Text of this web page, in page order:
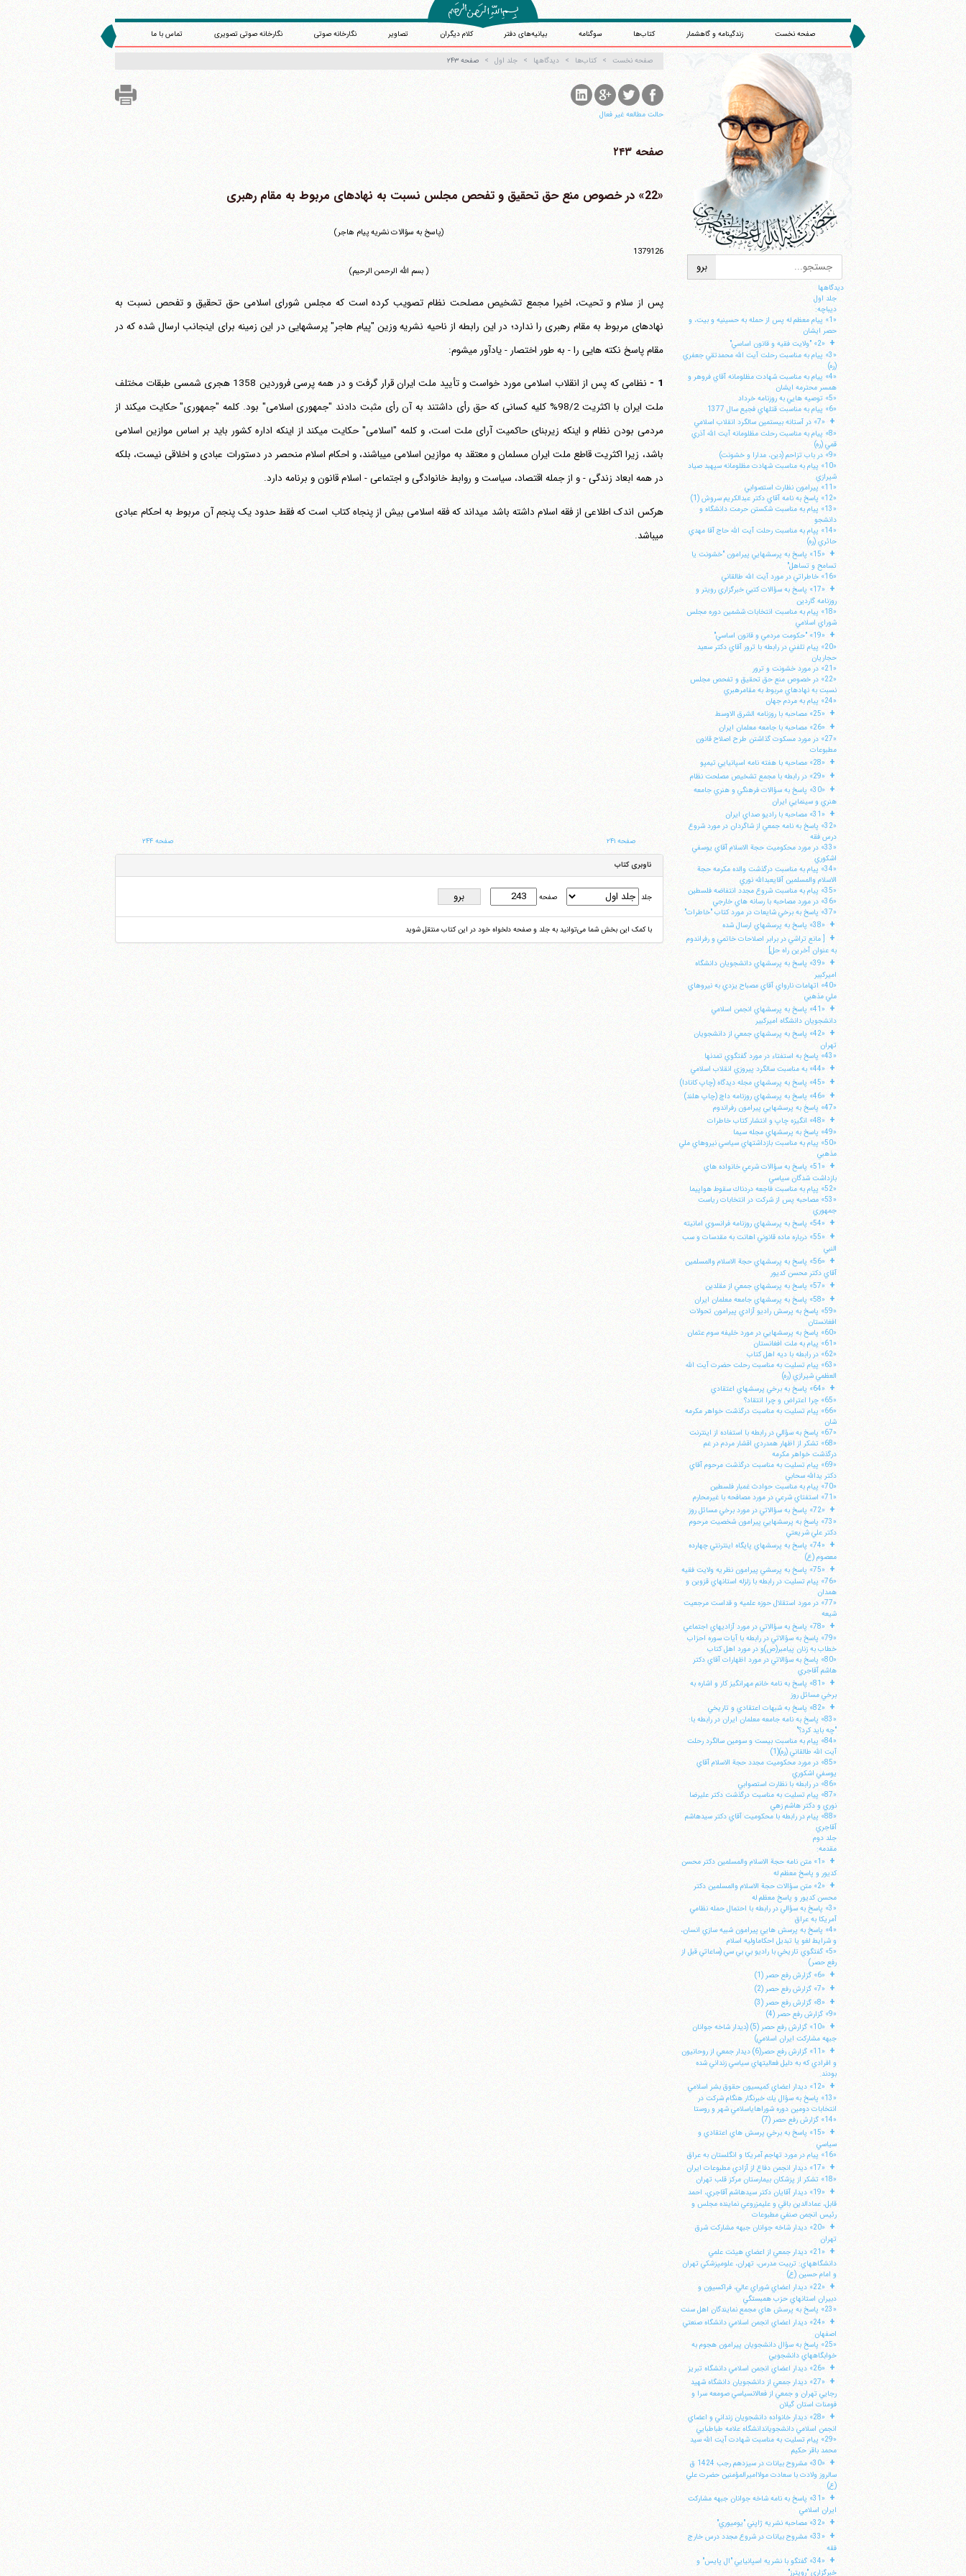
صفحه نخست زندگینامه و گاهشمار کتاب‌ها سوگنامه بیانیه‌های دفتر کلام دیگران تصاویر نگارخانه صوتی نگارخانه صوتی تصویری تماس با ما
دیدگاهها
جلد اول
ديباچه:
«1» پيام معظم له پس از حمله به حسينيه و بيت، و
حصر ايشان
+ «2» "ولايت فقيه و قانون اساسي"
«3» پيام به مناسبت رحلت آيت الله محمدتقي جعفري
(ره)
«4» پيام به مناسبت شهادت مظلومانه آقاي فروهر و
همسر محترمه ايشان
«5» توصيه هايي به روزنامه خرداد
«6» پيام به مناسبت قتلهاي فجيع سال 1377
+ «7» در آستانه بيستمين سالگرد انقلاب اسلامي
«8» پيام به مناسبت رحلت مظلومانه آيت الله آذري
قمي (ره)
«9» در باب تزاحم (دين، مدارا و خشونت)
«10» پيام به مناسبت شهادت مظلومانه سپهبد صياد
شيرازي
«11» پيرامون نظارت استصوابي
«12» پاسخ به نامه آقاي دكتر عبدالكريم سروش (1)
«13» پيام به مناسبت شكستن حرمت دانشگاه و
دانشجو
«14» پپام به مناسبت رحلت آيت الله حاج آقا مهدي
حائري (ره)
+
«15» پاسخ به پرسشهايي پيرامون "خشونت يا
تسامح و تساهل"
«16» خاطراتي در مورد آيت الله طالقاني
+
«17» پاسخ به سؤالات كتبي خبرگزاري رويتر و
روزنامه گاردين
«18» پيام به مناسبت انتخابات ششمين دوره مجلس
شوراي اسلامي
+ «19» "حكومت مردمي و قانون اساسي"
«20» پيام تلفني در رابطه با ترور آقاي دكتر سعيد
حجاريان
«21» در مورد خشونت و ترور
«22» در خصوص منع حق تحقيق و تفحص مجلس
نسبت به نهادهاي مربوط به مقامرهبري
«24» پيام به مردم جهان
+ «25» مصاحبه با روزنامه الشرق الاوسط
+ «26» مصاحبه با جامعه معلمان ايران
«27» در مورد مسكوت گذاشتن طرح اصلاح قانون
مطبوعات
+ «28» مصاحبه با هفته نامه اسپانيايي تيمپو
+ «29» در رابطه با مجمع تشخيص مصلحت نظام
+
«30» پاسخ به سؤالات فرهنگي و هنري جامعه
هنري و سينمايي ايران
+ «31» مصاحبه با راديو صداي ايران
«32» پاسخ به نامه جمعي از شاگردان در مورد شروع
درس فقه
«33» در مورد محكوميت حجة الاسلام آقاي يوسفي
اشكوري
«34» پيام به مناسبت درگذشت والده مكرمه حجة
الاسلام والمسلمين آقايعبدالله نوري
«35» پيام به مناسبت شروع مجدد انتفاضه فلسطين
«36» در مورد مصاحبه با رسانه هاي خارجي
«37» پاسخ به برخي شايعات در مورد كتاب "خاطرات"
+ «38» پاسخ به پرسشهاي ارسال شده
+ [ مانع تراشي در برابر اصلاحات خاتمي و رفراندوم
به عنوان آخرين راه حل]
+
«39» پاسخ به پرسشهاي دانشجويان دانشگاه
اميركبير
«40» اتهامات نارواي آقاي مصباح يزدي به نيروهاي
ملي مذهبي
+
«41» پاسخ به پرسشهاي انجمن اسلامي
دانشجويان دانشگاه اميركبير
+
«42» پاسخ به پرسشهاي جمعي از دانشجويان
تهران
«43» پاسخ به استفتاء در مورد گفتگوي تمدنها
+ «44» به مناسبت سالگرد پيروزي انقلاب اسلامي
+ «45» پاسخ به پرسشهاي مجله ديدگاه (چاپ كانادا)
+ «46» پاسخ به پرسشهاي روزنامه داچ (چاپ هلند)
«47» پاسخ به پرسشهايي پيرامون رفراندوم
+ «48» انگيزه چاپ و انتشار كتاب خاطرات
«49» پاسخ به پرسشهاي مجله سيما
«50» پيام به مناسبت بازداشتهاي سياسي نيروهاي ملي
مذهبي
+
«51» پاسخ به سؤالات شرعي خانواده هاي
بازداشت شدگان سياسي
«52» پپام به مناسبت فاجعه دردناك سقوط هواپيما
«53» مصاحبه پس از شركت در انتخابات رياست
جمهوري
+ «54» پاسخ به پرسشهاي روزنامه فرانسوي امانيته
+
«55» درباره ماده قانوني اهانت به مقدسات و سب
النبي
+
«56» پاسخ به پرسشهاي حجة الاسلام والمسلمين
آقاي دكتر محسن كديور
+ «57» پاسخ به پرسشهاي جمعي از مقلدين
+ «58» پاسخ به پرسشهاي جامعه معلمان ايران
«59» پاسخ به پرسش راديو آزادي پيرامون تحولات
افغانستان
«60» پاسخ به پرسشهايي در مورد خليفه سوم عثمان
«61» پيام به ملت افغانستان
«62» در رابطه با ديه اهل كتاب
«63» پيام تسليت به مناسبت رحلت حضرت آيت الله
العظمي شيرازي (ره)
+ «64» پاسخ به برخي پرسشهاي اعتقادي
«65» چرا اعتراض و چرا انتقاد؟
«66» پيام تسليت به مناسبت درگذشت خواهر مكرمه
شان
«67» پاسخ به سؤالي در رابطه با استفاده از اينترنت
«68» تشكر از اظهار همدردي اقشار مردم در غم
درگذشت خواهر مكرمه
«69» پيام تسليت به مناسبت درگذشت مرحوم آقاي
دكتر يدالله سحابي
«70» پيام به مناسبت حوادث غمبار فلسطين
«71» استفتاي شرعي در مورد مصافحه با غيرمحارم
+ «72» پاسخ به سؤالاتي در مورد برخي مسائل روز
«73» پاسخ به پرسشهايي پيرامون شخصيت مرحوم
دكتر علي شريعتي
+
«74» پاسخ به پرسشهاي پايگاه اينترنتي چهارده
معصوم (ع)
+ «75» پاسخ به پرسشي پيرامون نظريه ولايت فقيه
«76» پيام تسليت در رابطه با زلزله استانهاي قزوين و
همدان
«77» در مورد استقلال حوزه علميه و قداست مرجعيت
شيعه
+ «78» پاسخ به سؤالاتي در مورد آزاديهاي اجتماعي
«79» پاسخ به سؤالاتي در رابطه با آيات سوره احزاب
خطاب به زنان پيامبر(ص)و در مورد اهل كتاب
«80» پاسخ به سؤالاتي در مورد اظهارات آقاي دكتر
هاشم آقاجري
+
«81» پاسخ به نامه خانم مهرانگيز كار و اشاره به
برخي مسائل روز
+ «82» پاسخ به شبهات اعتقادي و تاريخي
«83» پاسخ به نامه جامعه معلمان ايران در رابطه با:
"چه بايد كرد؟"
«84» پيام به مناسبت بيست و سومين سالگرد رحلت
آيت الله طالقاني (ره)(1)
«85» در مورد محكوميت مجدد حجة الاسلام آقاي
يوسفي اشكوري
«86» در رابطه با نظارت استصوابي
«87» پيام تسليت به مناسبت درگذشت دكتر عليرضا
نوري و دكتر هاشم زهي
«88» پيام در رابطه با محكوميت آقاي دكتر سيدهاشم
آقاجري
جلد دوم
مقدمه:
+
«1» متن نامه حجة الاسلام والمسلمين دكتر محسن
كديور و پاسخ معظم له
+
«2» متن سؤالات حجة الاسلام والمسلمين دكتر
محسن كديور و پاسخ معظم له
«3» پاسخ به سؤالي در رابطه با احتمال حمله نظامي
آمريكا به عراق
«4» پاسخ به پرسش هايي پيرامون شبيه سازي انسان،
و شرايط لغو يا تبديل احكاماوليه اسلام
«5» گفتگوي تاريخي با راديو بي بي سي (ساعاتي قبل از
رفع حصر)
+ «6» گزارش رفع حصر (1)
+ «7» گزارش رفع حصر (2)
+ «8» گزارش رفع حصر (3)
«9» گزارش رفع حصر (4)
+
«10» گزارش رفع حصر (5) (ديدار شاخه جوانان
جبهه مشاركت ايران اسلامي)
+
«11» گزارش رفع حصر(6) ديدار جمعي از روحانيون
و افرادي كه به دليل فعاليتهاي سياسي زنداني شده
بودند.
+ «12» ديدار اعضاي كميسيون حقوق بشر اسلامي
«13» پاسخ به سؤال يك خبرنگار هنگام شركت در
انتخابات دومين دوره شوراهاياسلامي شهر و روستا
«14» گزارش رفع حصر (7)
+
«15» پاسخ به برخي پرسش هاي اعتقادي و
سياسي
«16» پيام در مورد تهاجم آمريكا و انگلستان به عراق
+ «17» ديدار انجمن دفاع از آزادي مطبوعات ايران
«18» تشكر از پزشكان بيمارستان مركز قلب تهران
+
«19» ديدار آقايان دكتر سيدهاشم آقاجري، احمد
قابل، عمادالدين باقي و عليمزروعي نماينده مجلس و
رئيس انجمن صنفي مطبوعات
+
«20» ديدار شاخه جوانان جبهه مشاركت شرق
تهران
+
«21» ديدار جمعي از اعضاي هيئت علمي
دانشگاههاي: تربيت مدرس، تهران، علومپزشكي تهران
و امام حسين (ع)
+
«22» ديدار اعضاي شوراي عالي، فراكسيون و
دبيران استانهاي حزب همبستگي
«23» پاسخ به پرسش هاي مجمع نمايندگان اهل سنت
+
«24» ديدار اعضاي انجمن اسلامي دانشگاه صنعتي
اصفهان
«25» پاسخ به سؤال دانشجويان پيرامون هجوم به
خوابگاههاي دانشجويي
+ «26» ديدار اعضاي انجمن اسلامي دانشگاه تبريز
+
«27» ديدار جمعي از دانشجويان دانشگاه شهيد
رجايي تهران و جمعي از فعالانسياسي صومعه سرا و
فومنات استان گيلان
+
«28» ديدار خانواده دانشجويان زنداني و اعضاي
انجمن اسلامي دانشجوياندانشگاه علامه طباطبايي
«29» پيام تسليت به مناسبت شهادت آيت الله سيد
محمد باقر حكيم
+
«30» مشروح بيانات در سيزدهم رجب 1424 ق
سالروز ولادت با سعادت مولااميرالمؤمنين حضرت علي
(ع)
+
«31» پاسخ به نامه شاخه جوانان جبهه مشاركت
ايران اسلامي
+ «32» مصاحبه نشريه ژاپني "يوميوري"
+
«33» مشروح بيانات در شروع مجدد درس خارج
فقه
+
«34» گفتگو با نشريه اسپانيايي "ال پايس" و
خبرگزاري "رويترز"
صفحه نخست کتاب‌ها دیدگاهها جلد اول صفحه ۲۴۳
حالت مطالعه غیر فعال
صفحه ۲۴۳
«22» در خصوص منع حق تحقیق و تفحص مجلس نسبت به نهادهای مربوط به مقام رهبری
(پاسخ به سؤالات نشریه پیام هاجر)
1379126
( بسم الله الرحمن الرحیم)
پس از سلام و تحیت، اخیرا مجمع تشخیص مصلحت نظام تصویب کرده است که مجلس شورای اسلامی حق تحقیق و تفحص نسبت به
نهادهای مربوط به مقام رهبری را ندارد؛ در این رابطه از ناحیه نشریه وزین "پیام هاجر" پرسشهایی در این زمینه برای اینجانب ارسال شده که در
مقام پاسخ نکته هایی را - به طور اختصار - یادآور می‎شوم:
1 -
نظامی که پس از انقلاب اسلامی مورد خواست و تأیید ملت ایران قرار گرفت و در همه پرسی فروردین 1358 هجری شمسی طبقات مختلف
ملت ایران با اکثریت 98/2% کلیه کسانی که حق رأی داشتند به آن رأی مثبت دادند "جمهوری اسلامی" بود. کلمه "جمهوری" حکایت می‎کند از
مردمی بودن نظام و اینکه زیربنای حاکمیت آرای ملت است، و کلمه "اسلامی" حکایت می‎کند از اینکه اداره کشور باید بر اساس موازین اسلامی
باشد، زیرا اکثریت قاطع ملت ایران مسلمان و معتقد به موازین اسلامی می‎باشند، و احکام اسلام منحصر در دستورات عبادی و اخلاقی نیست، بلکه
در همه ابعاد زندگی - و از جمله اقتصاد، سیاست و روابط خانوادگی و اجتماعی - اسلام قانون و برنامه دارد.
هرکس اندک اطلاعی از فقه اسلام داشته باشد می‎داند که فقه اسلامی بیش از پنجاه کتاب است که فقط حدود یک پنجم آن مربوط به احکام عبادی
می‎باشد.
صفحه ۲۴۱ صفحه ۲۴۴
ناوبری کتاب
جلد صفحه
با کمک این بخش شما می‌توانید به جلد و صفحه دلخواه خود در این کتاب منتقل شوید